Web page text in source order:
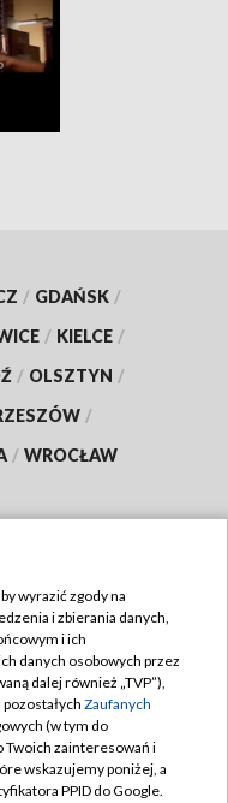
/ GDAŃSK /
/ KIELCE /
/ OLSZTYN /
/
/ WROCŁAW
wyrazić zgody na
i zbierania danych,
i ich
danych osobowych przez
dalej również „TVP”),
pozostałych Zaufanych
(w tym do
Twoich zainteresowań i
wskazujemy poniżej, a
PPID do Google.